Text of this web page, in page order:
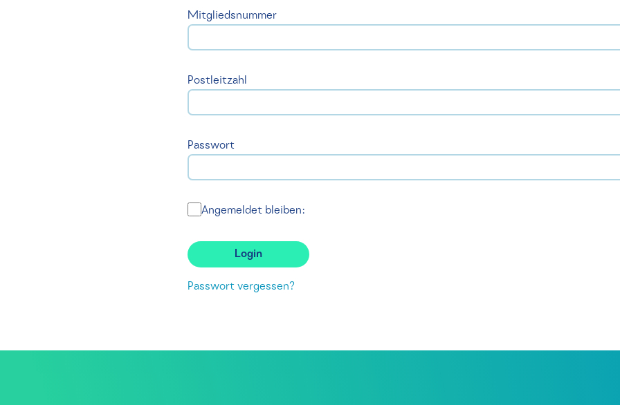
Mitgliedsnummer
Postleitzahl
Passwort
Angemeldet bleiben:
Passwort vergessen?